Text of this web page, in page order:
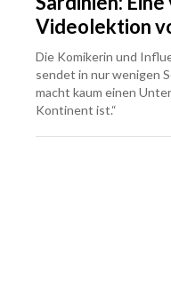
Videolektion
Die Komikerin und
sendet in nur wenigen
macht kaum einen
Kontinent ist.“